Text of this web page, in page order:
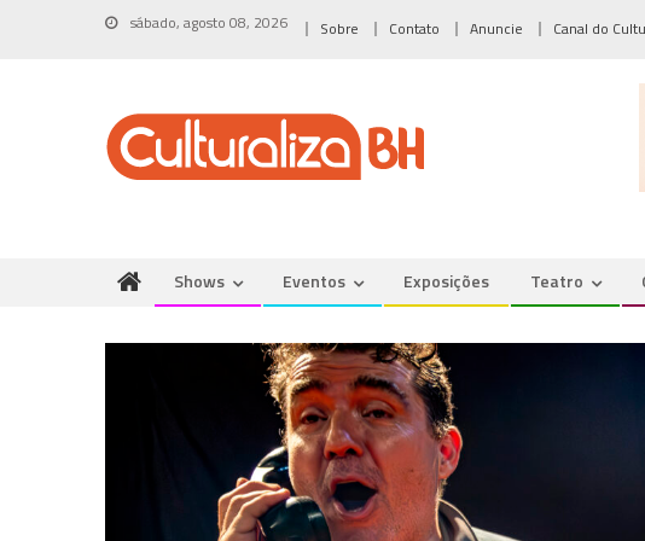
sábado, agosto 08, 2026 Sobre Contato Anuncie Canal do
Shows Eventos Exposições Teatro